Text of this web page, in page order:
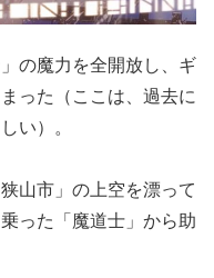
の魔力を全開放し、ギ
った（ここは、過去に
い）。
山市」の上空を漂って
った「魔道士」から助